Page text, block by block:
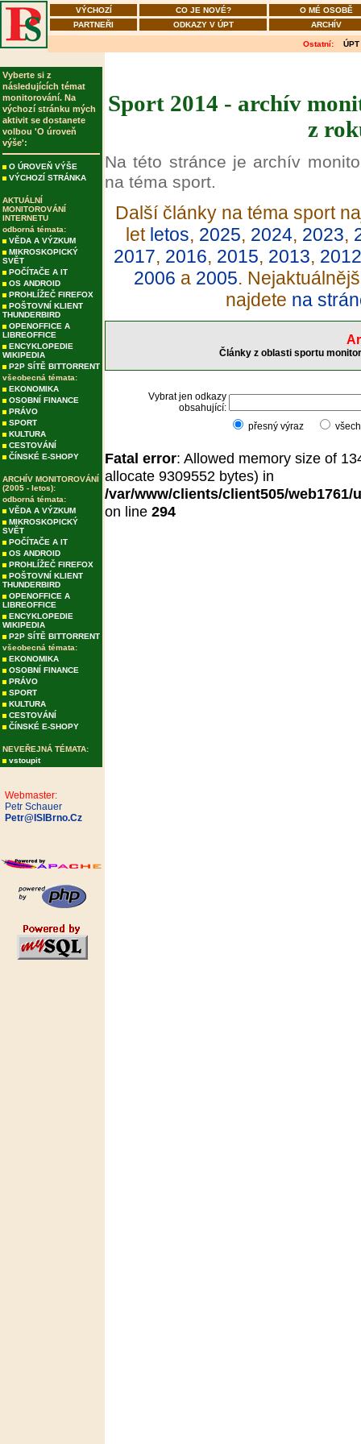
VÝCHOZÍ CO JE NOVÉ?
O MÉ OSOBĚ
PARTNEŘI
ODKAZY V ÚPT ARCHÍV
Ostatní: ÚPT
Vyberte si z
následujících témat
monitorování. Na
výchozí stránku mých
aktivit se dostanete
volbou 'O úroveň
výše':
O ÚROVEŇ VÝŠE
VÝCHOZÍ STRÁNKA
AKTUÁLNÍ
MONITOROVÁNÍ
INTERNETU
odborná témata:
VĚDA A VÝZKUM
MIKROSKOPICKÝ
SVĚT
POČÍTAČE A IT
OS ANDROID
PROHLÍŽEČ FIREFOX
POŠTOVNÍ KLIENT
THUNDERBIRD
OPENOFFICE A
LIBREOFFICE
ENCYKLOPEDIE
WIKIPEDIA
P2P SÍTĚ BITTORRENT
všeobecná témata:
EKONOMIKA
OSOBNÍ FINANCE
PRÁVO
SPORT
KULTURA
CESTOVÁNÍ
ČÍNSKÉ E-SHOPY
ARCHÍV MONITOROVÁNÍ
(2005 - letos):
odborná témata:
VĚDA A VÝZKUM
MIKROSKOPICKÝ
SVĚT
POČÍTAČE A IT
OS ANDROID
PROHLÍŽEČ FIREFOX
POŠTOVNÍ KLIENT
THUNDERBIRD
OPENOFFICE A
LIBREOFFICE
ENCYKLOPEDIE
WIKIPEDIA
P2P SÍTĚ BITTORRENT
všeobecná témata:
EKONOMIKA
OSOBNÍ FINANCE
PRÁVO
SPORT
KULTURA
CESTOVÁNÍ
ČÍNSKÉ E-SHOPY
NEVEŘEJNÁ TÉMATA:
vstoupit
Webmaster:
Petr Schauer
Petr@ISIBrno.Cz
Sport 2014 - archív
z
Na této stránce je archív
na téma sport.
Další články na téma sport
let letos, 2025, 2024, 2023,
2017, 2016, 2015, 2013, 2012
2006 a 2005.
najdete na
Články z oblasti sportu
Vybrat jen odkazy
obsahující:
přesný výraz
Fatal error: Allowed memory size of
allocate 9309552 bytes) in
/var/www/clients/client505/
on line 294